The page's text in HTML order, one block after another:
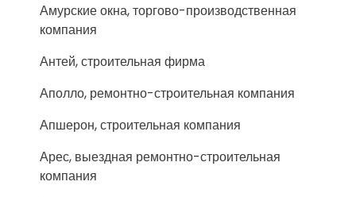
Амурские окна, торгово-производственная
компания
Антей, строительная фирма
Аполло, ремонтно-строительная компания
Апшерон, строительная компания
Арес, выездная ремонтно-строительная
компания